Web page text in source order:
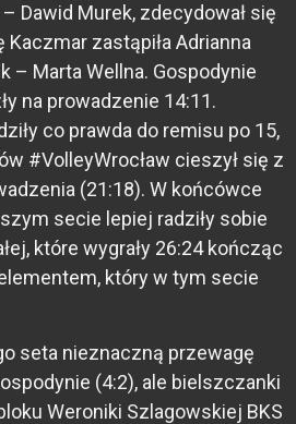
Dawid Murek, zdecydował się
Kaczmar zastąpiła Adrianna
– Marta Wellna. Gospodynie
na prowadzenie 14:11.
co prawda do remisu po 15,
#VolleyWrocław cieszył się z
(21:18). W końcówce
secie lepiej radziły sobie
które wygrały 26:24 kończąc
który w tym secie
seta nieznaczną przewagę
(4:2), ale bielszczanki
Weroniki Szlagowskiej BKS